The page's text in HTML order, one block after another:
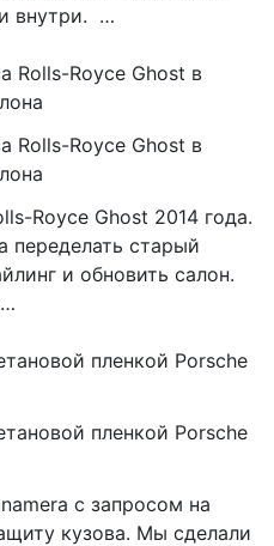
внутри. …
Rolls-Royce Ghost в
Rolls-Royce Ghost в
Royce Ghost 2014 года.
переделать старый
и обновить салон.
пленкой Porsche
пленкой Porsche
с запросом на
кузова. Мы сделали